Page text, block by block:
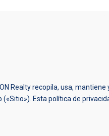
Realty recopila, usa,
Esta política de